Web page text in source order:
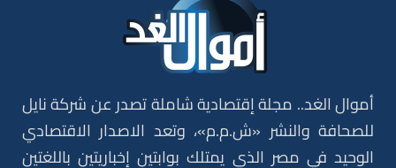
أموال الغد.. مجلة إقتصادية شاملة تصدر عن شركة نايل
للصحافة والنشر «ش.م.م»، وتعد الاصدار الاقتصادي
الوحيد في مصر الذي يمتلك بوابتين إخباريتين باللغتين